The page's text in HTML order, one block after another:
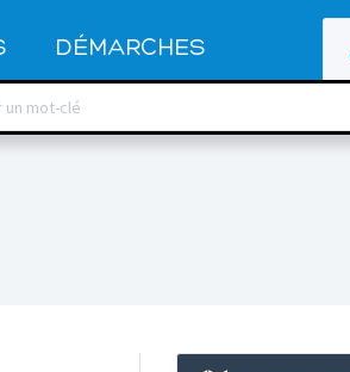
DÉMARCHES